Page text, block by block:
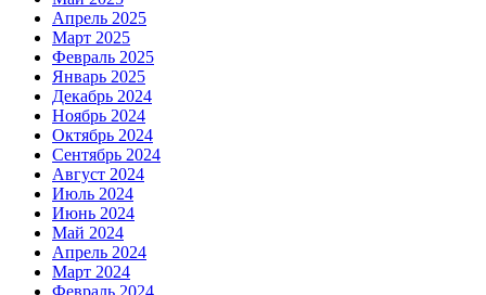
Апрель 2025
Март 2025
Февраль 2025
Январь 2025
Декабрь 2024
Ноябрь 2024
Октябрь 2024
Сентябрь 2024
Август 2024
Июль 2024
Июнь 2024
Май 2024
Апрель 2024
Март 2024